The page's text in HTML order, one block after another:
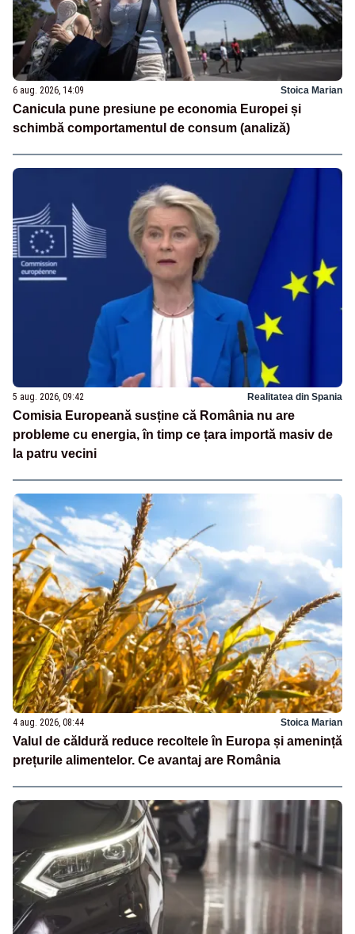
6 aug. 2026, 14:09 Stoica Marian
Canicula pune presiune pe economia Europei și
schimbă comportamentul de consum (analiză)
5 aug. 2026, 09:42 Realitatea din Spania
Comisia Europeană susține că România nu are
probleme cu energia, în timp ce țara importă masiv de
la patru vecini
4 aug. 2026, 08:44 Stoica Marian
Valul de căldură reduce recoltele în Europa și amenință
prețurile alimentelor. Ce avantaj are România